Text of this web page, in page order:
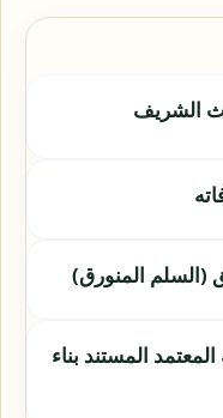
الشريف
(السلم المنورق)
المستند بناء